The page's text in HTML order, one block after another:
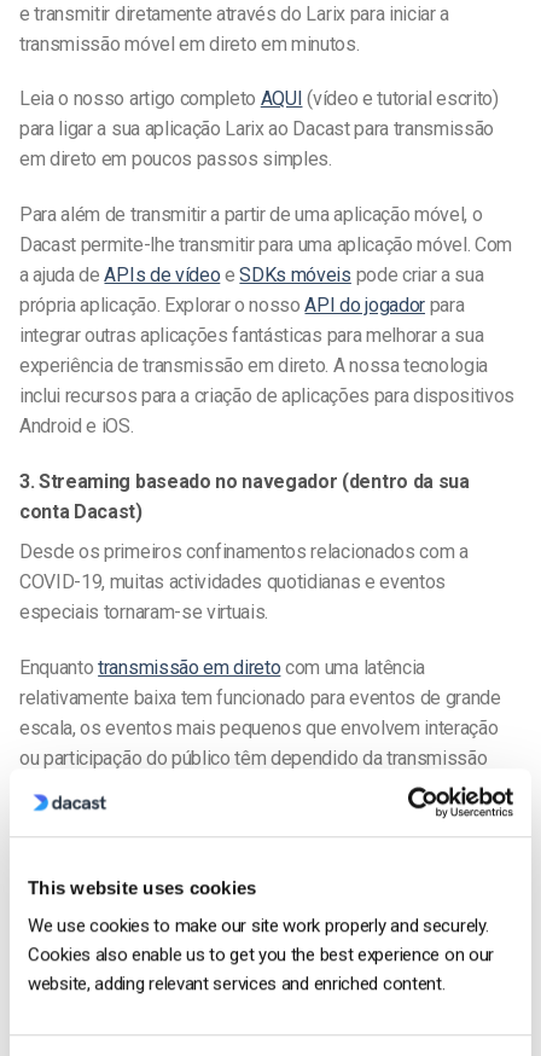
This website uses cookies
We use cookies to make our site work properly and securely.
Cookies also enable us to get you the best experience on our
website, adding relevant services and enriched content.
e transmitir diretamente através do Larix para iniciar a
transmissão móvel em direto em minutos.
Leia o nosso artigo completo AQUI (vídeo e tutorial escrito)
para ligar a sua aplicação Larix ao Dacast para transmissão
em direto em poucos passos simples.
Para além de transmitir a partir de uma aplicação móvel, o
Dacast permite-lhe transmitir para uma aplicação móvel. Com
a ajuda deAPIs de vídeo eSDKs móveis pode criar a sua
própria aplicação. Explorar o nossoAPI do jogador para
integrar outras aplicações fantásticas para melhorar a sua
experiência de transmissão em direto. A nossa tecnologia
inclui recursos para a criação de aplicações para dispositivos
Android e iOS.
3. Streaming baseado no navegador (dentro da sua
conta Dacast)
Desde os primeiros confinamentos relacionados com a
COVID-19, muitas actividades quotidianas e eventos
especiais tornaram-se virtuais.
Enquantotransmissão em direto com uma latência
relativamente baixa tem funcionado para eventos de grande
escala, os eventos mais pequenos que envolvem interação
ou participação do público têm dependido da transmissão
ponto-a-ponto com latência em tempo real ou ultra-baixa. O
streaming baseado no navegador tornou possível o streaming
telemóvel? Por favorcontactar-nos .
Ainda não é um utilizador Dacast e está interessado em